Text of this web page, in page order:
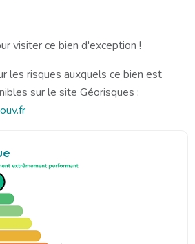
visiter ce bien d'exception !
les risques auxquels ce bien est
sur le site Géorisques :